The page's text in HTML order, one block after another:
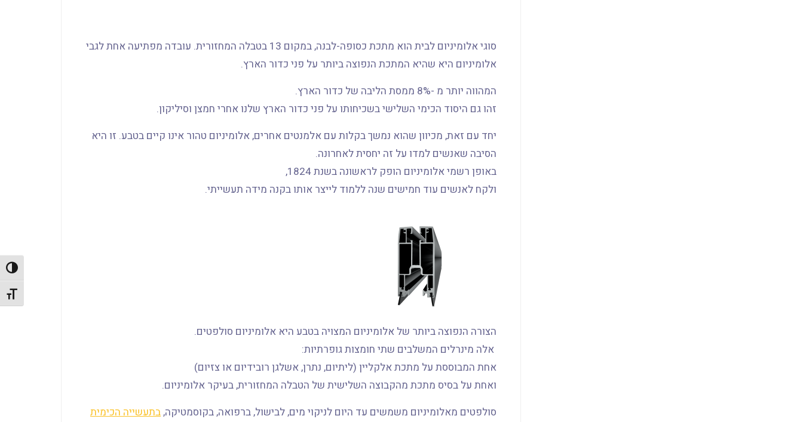
מתג
סוגי אלומיניום לבית הוא מתכת כסופה-לבנה, במקום 13 בטבלה המחזורית. עובדה מפתיעה אחת לגבי
אלומיניום היא שהיא המתכת הנפוצה ביותר על פני כדור הארץ.
המהווה יותר מ -8% ממסת הליבה של כדור הארץ.
זהו גם היסוד הכימי השלישי בשכיחותו על פני כדור הארץ שלנו אחרי חמצן וסיליקון.
יחד עם זאת, מכיוון שהוא נמשך בקלות עם אלמנטים אחרים, אלומיניום טהור אינו קיים בטבע. זו היא
הסיבה שאנשים למדו על זה יחסית לאחרונה.
באופן רשמי אלומיניום הופק לראשונה בשנת 1824,
ולקח לאנשים עוד חמישים שנה ללמוד לייצר אותו בקנה מידה תעשייתי.
הצורה הנפוצה ביותר של אלומיניום המצויה בטבע היא אלומיניום סולפטים.
אלה מינרלים המשלבים שתי חומצות גופרתיות:
אחת המבוססת על מתכת אלקליין (ליתיום, נתרן, אשלגן רובידיום או צזיום)
ואחת על בסיס מתכת מהקבוצה השלישית של הטבלה המחזורית, בעיקר אלומיניום.
סולפטים מאלומיניום משמשים עד היום לניקוי מים, לבישול, ברפואה, בקוסמטיקה,בתעשייה הכימית